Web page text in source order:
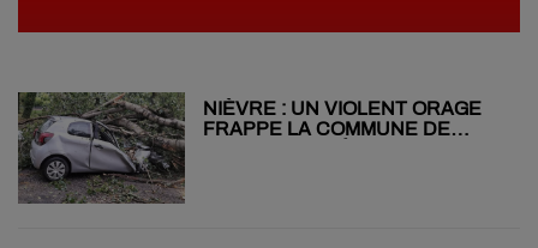
NIÈVRE : UN VIOLENT ORAGE
FRAPPE LA COMMUNE DE